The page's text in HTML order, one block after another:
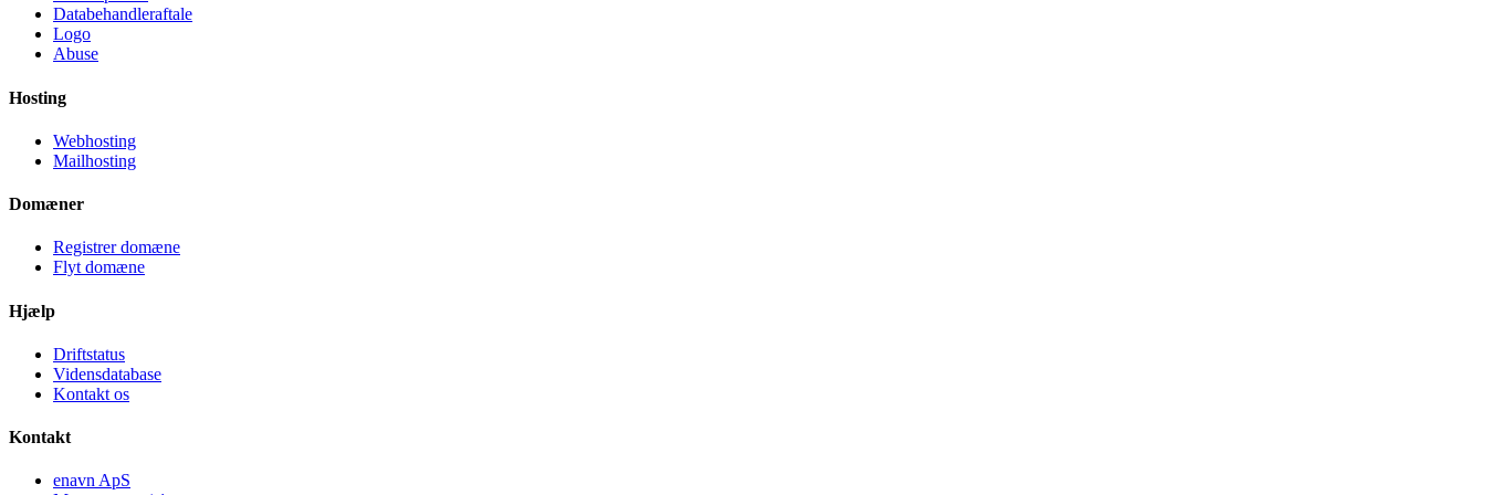
Databehandleraftale
Logo
Abuse
Hosting
Webhosting
Mailhosting
Domæner
Registrer domæne
Flyt domæne
Hjælp
Driftstatus
Vidensdatabase
Kontakt os
Kontakt
enavn ApS